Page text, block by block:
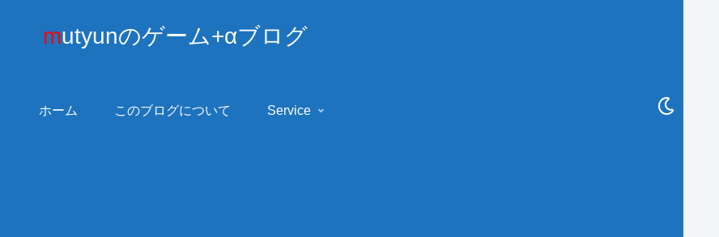
mutyunのゲーム+αブログ
ホーム このブログについて Service